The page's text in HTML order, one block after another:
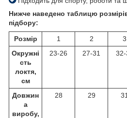
Нижче наведено таблицю
підбору:
Розмір 1 2 3
Окружні
сть
локтя,
см
23-26 27-31 32-
Довжин
а
виробу,
28 29 31